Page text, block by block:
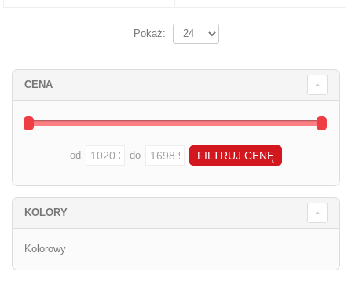
Pokaż:
CENA
od do
KOLORY
Kolorowy